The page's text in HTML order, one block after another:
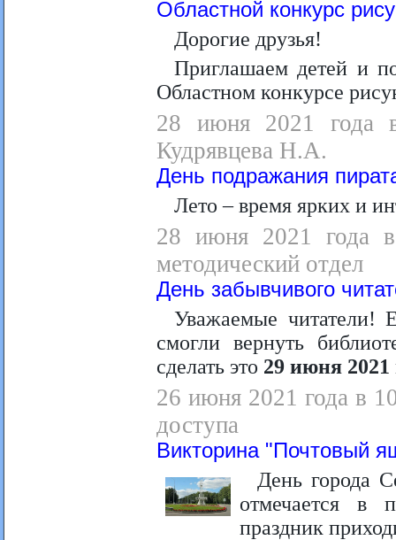
Областной конкурс
Дорогие друзья!
Приглашаем детей и
Областном конкурсе
28 июня 2021 года
Кудрявцева Н.А.
День подражания
Лето – время ярких и
28 июня 2021 года в
методический отдел
День забывчивого
Уважаемые читатели!
смогли вернуть
сделать это 29 июня 2021
26 июня 2021 года в
доступа
Викторина "Почтовый
День города
отмечается в
праздник